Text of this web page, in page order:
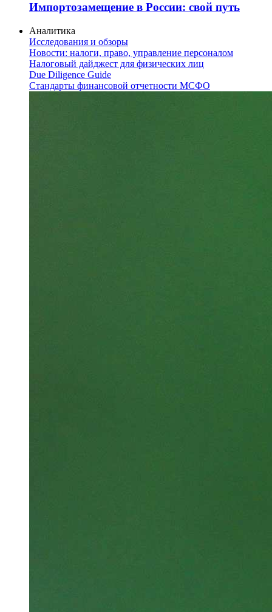
Импортозамещение в России: свой путь
Аналитика
Исследования и обзоры
Новости: налоги, право, управление персоналом
Налоговый дайджест для физических лиц
Due Diligence Guide
Стандарты финансовой отчетности МСФО